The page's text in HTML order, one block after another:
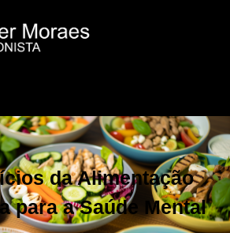
da Alimentação
para a Saúde Mental